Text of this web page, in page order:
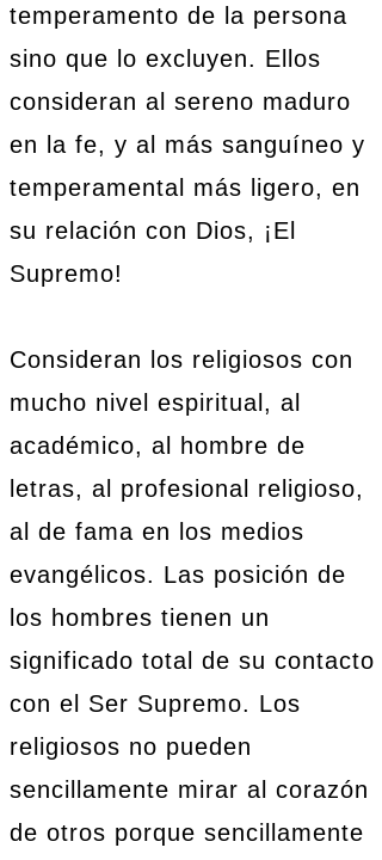
temperamento de la persona
sino que lo excluyen. Ellos
consideran al sereno maduro
en la fe, y al más sanguíneo y
temperamental más ligero, en
su relación con Dios, ¡El
Supremo!
Consideran los religiosos con
mucho nivel espiritual, al
académico, al hombre de
letras, al profesional religioso,
al de fama en los medios
evangélicos. Las posición de
los hombres tienen un
significado total de su contacto
con el Ser Supremo. Los
religiosos no pueden
sencillamente mirar al corazón
de otros porque sencillamente